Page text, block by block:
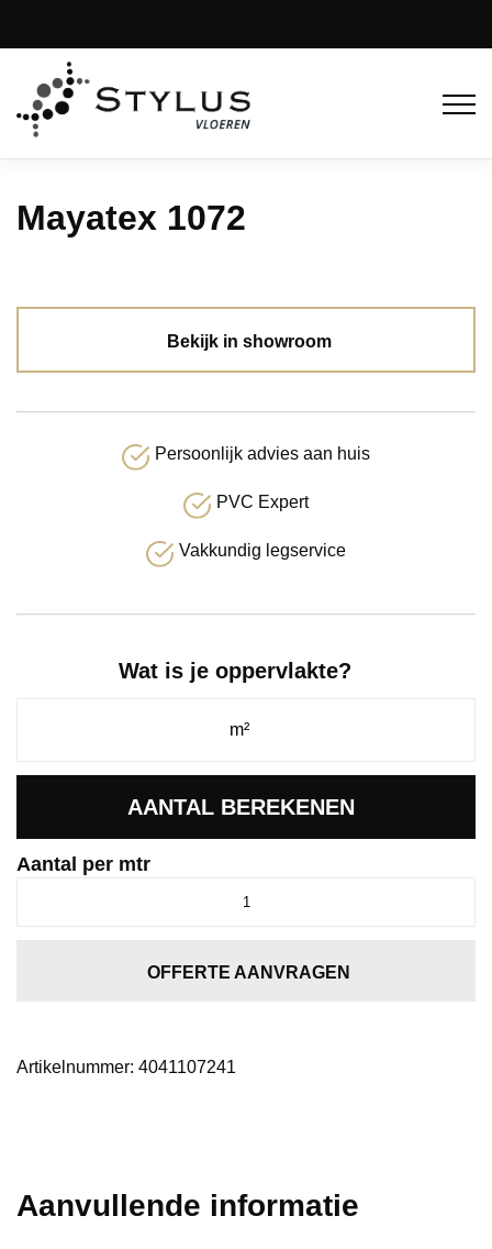
Mayatex 1072
Bekijk in showroom
Persoonlijk advies aan huis
PVC Expert
Vakkundig legservice
Wat is je oppervlakte?
AANTAL BEREKENEN
Aantal per mtr
OFFERTE AANVRAGEN
Artikelnummer: 4041107241
Aanvullende informatie